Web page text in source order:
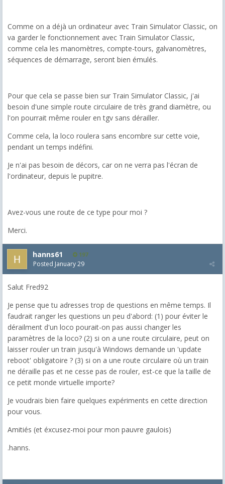
Comme on a déjà un ordinateur avec Train Simulator Classic, on
va garder le fonctionnement avec Train Simulator Classic,
comme cela les manomètres, compte-tours, galvanomètres,
séquences de démarrage, seront bien émulés.
Pour que cela se passe bien sur Train Simulator Classic, j'ai
besoin d'une simple route circulaire de très grand diamètre, ou
l'on pourrait même rouler en tgv sans dérailler.
Comme cela, la loco roulera sans encombre sur cette voie,
pendant un temps indéfini.
Je n'ai pas besoin de décors, car on ne verra pas l'écran de
l'ordinateur, depuis le pupitre.
Avez-vous une route de ce type pour moi ?
Merci.
hanns61 197
Posted January 29
Salut Fred92
Je pense que tu adresses trop de questions en même temps. Il
faudrait ranger les questions un peu d'abord: (1) pour éviter le
dérailment d'un loco pourait-on pas aussi changer les
paramètres de la loco? (2) si on a une route circulaire, peut on
laisser rouler un train jusqu'à Windows demande un 'update
reboot' obligatoire ? (3) si on a une route circulaire où un train
ne déraille pas et ne cesse pas de rouler, est-ce que la taille de
ce petit monde virtuelle importe?
Je voudrais bien faire quelques expériments en cette direction
pour vous.
Amitiés (et éxcusez-moi pour mon pauvre gaulois)
.hanns.